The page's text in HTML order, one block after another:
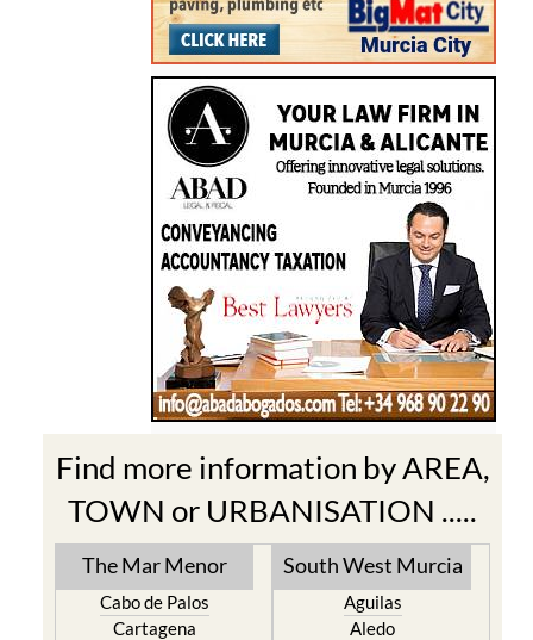
Find more information by AREA,
TOWN or URBANISATION .....
The Mar Menor
Cabo de Palos
Cartagena
South West Murcia
Aguilas
Aledo